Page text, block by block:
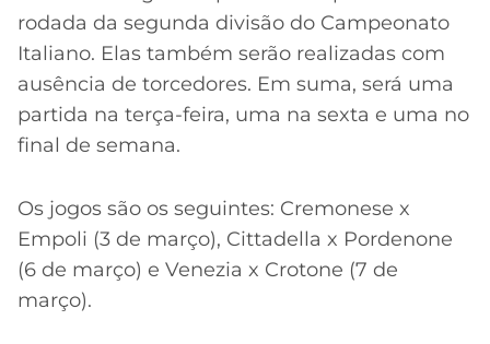
rodada da segunda divisão do Campeonato
Italiano. Elas também serão realizadas com
ausência de torcedores. Em suma, será uma
partida na terça-feira, uma na sexta e uma no
final de semana.
Os jogos são os seguintes: Cremonese x
Empoli (3 de março), Cittadella x Pordenone
(6 de março) e Venezia x Crotone (7 de
março).